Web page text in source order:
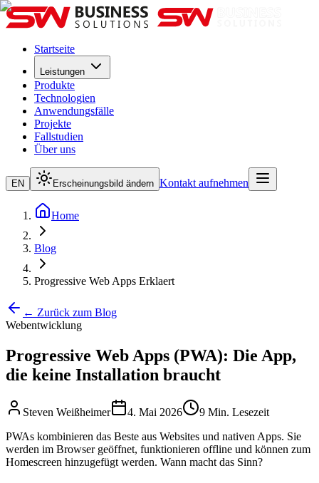
Startseite
Leistungen
Produkte
Technologien
Anwendungsfälle
Projekte
Fallstudien
Über uns
EN Erscheinungsbild ändern Kontakt aufnehmen
Home
Blog
Progressive Web Apps Erklaert
← Zurück zum Blog
Webentwicklung
Progressive Web Apps (PWA): Die App,
die keine Installation braucht
Steven Weißheimer 4. Mai 2026
9 Min. Lesezeit
PWAs kombinieren das Beste aus Websites und nativen Apps. Sie
werden im Browser geöffnet, funktionieren offline und können zum
Homescreen hinzugefügt werden. Wann macht das Sinn?